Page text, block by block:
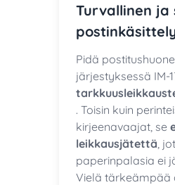
Turvallinen ja
Pidä
järjestyksessä IM-
. Toisin kuin
kirjeenavaajat, se
leikkausjätettä ,
paperinpalasia ei
Vielä tärkeämpää